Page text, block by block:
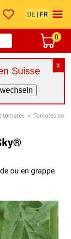
DE | FR
0
X
Suisse
tomates » Tomates de
ou en grappe